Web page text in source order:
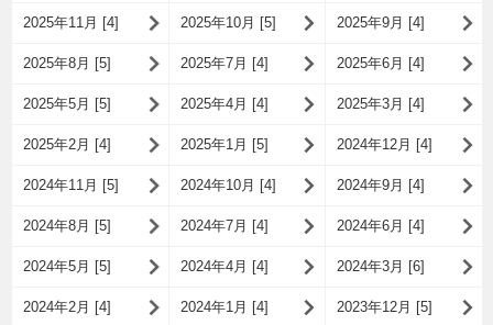
2025年11月 [4] 2025年10月 [5] 2025年9月 [4]
2025年8月 [5] 2025年7月 [4] 2025年6月 [4]
2025年5月 [5] 2025年4月 [4] 2025年3月 [4]
2025年2月 [4] 2025年1月 [5] 2024年12月 [4]
2024年11月 [5] 2024年10月 [4] 2024年9月 [4]
2024年8月 [5] 2024年7月 [4] 2024年6月 [4]
2024年5月 [5] 2024年4月 [4] 2024年3月 [6]
2024年2月 [4] 2024年1月 [4] 2023年12月 [5]